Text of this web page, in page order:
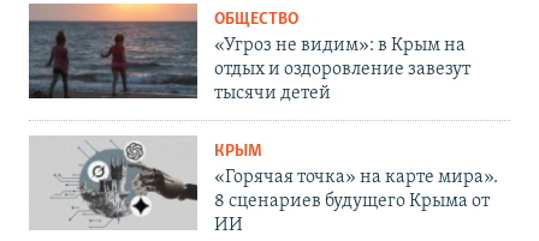
ОБЩЕСТВО
«Угроз не видим»: в Крым на
отдых и оздоровление завезут
тысячи детей
КРЫМ
«Горячая точка» на карте мира».
8 сценариев будущего Крыма от
ИИ